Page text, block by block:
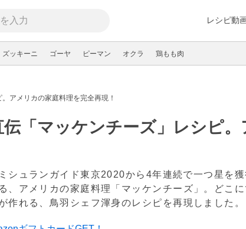
レシピ動
ズッキーニ ゴーヤ ピーマン オクラ 鶏もも肉
アメリカの家庭料理を完全再現！
伝「マッケンチーズ」レシピ
シュランガイド東京2020から4年連続で一つ星を
、アメリカの家庭料理「マッケンチーズ」。どこ
作れる、鳥羽シェフ渾身のレシピを再現しました。